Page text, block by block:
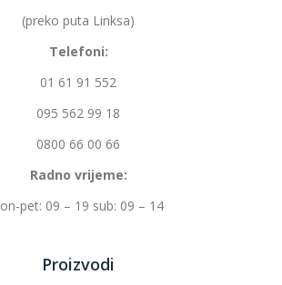
Proizvodi
(preko puta Linksa)
Telefoni:
01 61 91 552
095 562 99 18
0800 66 00 66
Radno vrijeme:
pet: 09 – 19 sub: 09 – 14